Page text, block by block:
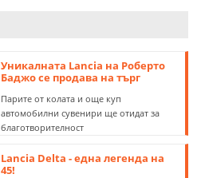
Уникалната Lancia на Роберто
Баджо се продава на търг
Парите от колата и още куп
автомобилни сувенири ще отидат за
благотворителност
Lancia Delta - една легенда на
45!